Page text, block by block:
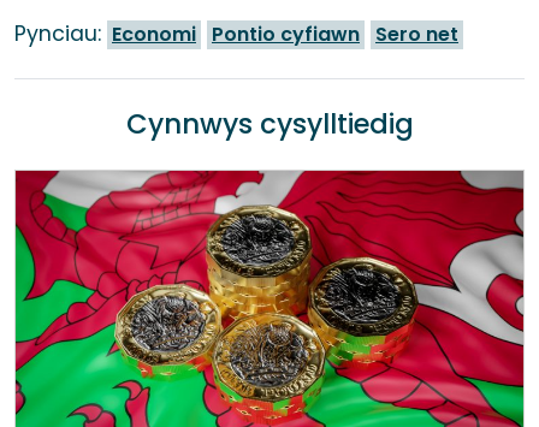
Pynciau: Economi Pontio cyfiawn Sero net
Cynnwys cysylltiedig